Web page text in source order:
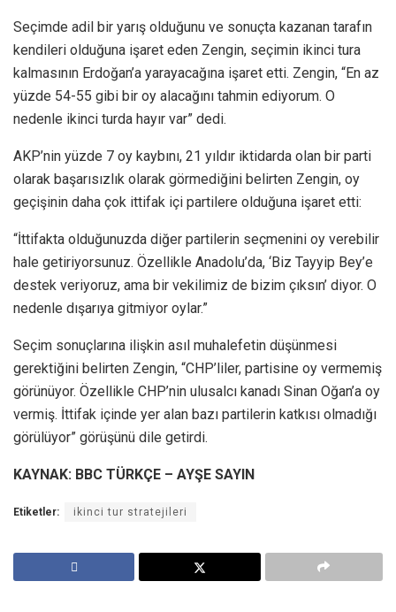
Seçimde adil bir yarış olduğunu ve sonuçta kazanan tarafın
kendileri olduğuna işaret eden Zengin, seçimin ikinci tura
kalmasının Erdoğan’a yarayacağına işaret etti. Zengin, “En az
yüzde 54-55 gibi bir oy alacağını tahmin ediyorum. O
nedenle ikinci turda hayır var” dedi.
AKP’nin yüzde 7 oy kaybını, 21 yıldır iktidarda olan bir parti
olarak başarısızlık olarak görmediğini belirten Zengin, oy
geçişinin daha çok ittifak içi partilere olduğuna işaret etti:
“İttifakta olduğunuzda diğer partilerin seçmenini oy verebilir
hale getiriyorsunuz. Özellikle Anadolu’da, ‘Biz Tayyip Bey’e
destek veriyoruz, ama bir vekilimiz de bizim çıksın’ diyor. O
nedenle dışarıya gitmiyor oylar.”
Seçim sonuçlarına ilişkin asıl muhalefetin düşünmesi
gerektiğini belirten Zengin, “CHP’liler, partisine oy vermemiş
görünüyor. Özellikle CHP’nin ulusalcı kanadı Sinan Oğan’a oy
vermiş. İttifak içinde yer alan bazı partilerin katkısı olmadığı
görülüyor” görüşünü dile getirdi.
KAYNAK: BBC TÜRKÇE – AYŞE SAYIN
Etiketler: ikinci tur stratejileri